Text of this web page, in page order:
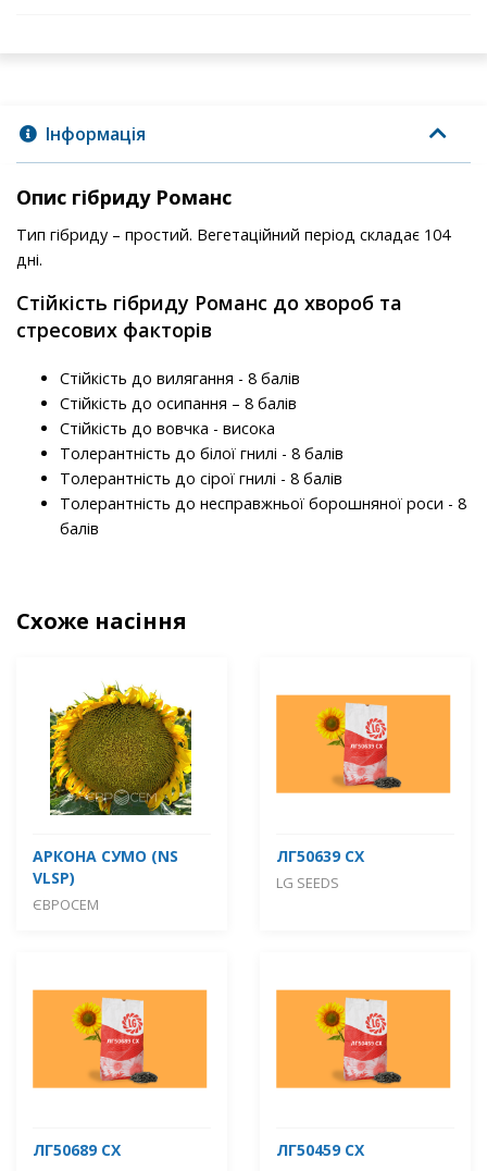
Інформація
Опис гібриду Романс
Тип гібриду – простий. Вегетаційний період складає 104
дні.
Стійкість гібриду Романс до хвороб та
стресових факторів
Стійкість до вилягання - 8 балів
Стійкість до осипання – 8 балів
Стійкість до вовчка - висока
Толерантність до білої гнилі - 8 балів
Толерантність до сірої гнилі - 8 балів
Толерантність до несправжньої борошняної роси - 8
балів
Схоже насіння
АРКОНА СУМО (NS
VLSP)
ЄВРОСЕМ
ЛГ50639 СХ
LG SEEDS
ЛГ50689 СХ ЛГ50459 СХ